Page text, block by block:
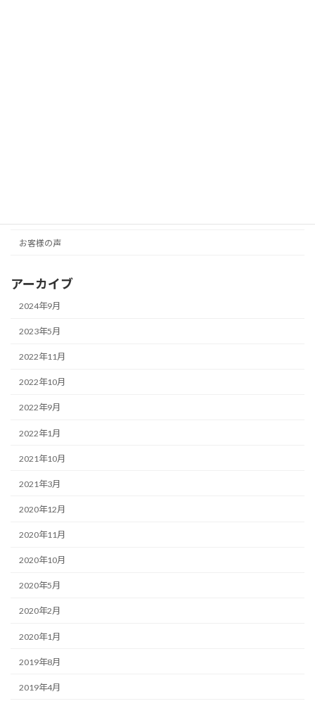
お客様の声
アーカイブ
2024年9月
2023年5月
2022年11月
2022年10月
2022年9月
2022年1月
2021年10月
2021年3月
2020年12月
2020年11月
2020年10月
2020年5月
2020年2月
2020年1月
2019年8月
2019年4月